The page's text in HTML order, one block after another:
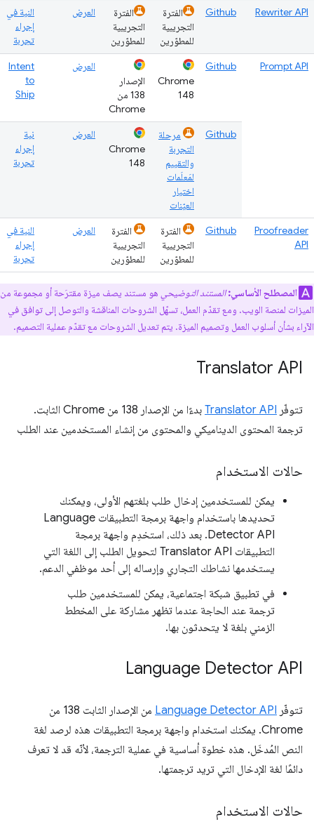
Rewriter API
Github
الفترة
التجريبية
للمطوّرين
الفترة
التجريبية
للمطوّرين
العرض
النية في
إجراء
تجربة
Prompt API
Github
Chrome
148
الإصدار
138 من
Chrome
العرض
Intent
to
Ship
Github
مرحلة
التجربة
والتقييم
لمَعلَمات
اختيار
العيّنات
Chrome
148
العرض
نية
إجراء
تجربة
Proofreader
API
Github
الفترة
التجريبية
للمطوّرين
الفترة
التجريبية
للمطوّرين
العرض
النية في
إجراء
تجربة
المصطلح الأساسي: المستند التوضيحي هو مستند يصف ميزة مقترَحة أو مجموعة من
الميزات لمنصة الويب. ومع تقدّم العمل، تسهّل الشروحات المناقشة والتوصل إلى توافق في
الآراء بشأن أسلوب العمل وتصميم الميزة. يتم تعديل الشروحات مع تقدّم عملية التصميم.
Translator API
تتوفّر Translator API
بدءًا من الإصدار 138 من Chrome الثابت.
ترجمة المحتوى الديناميكي والمحتوى من إنشاء المستخدمين عند الطلب
حالات الاستخدام
يمكن للمستخدمين إدخال طلب بلغتهم الأولى، ويمكنك
تحديدها باستخدام واجهة برمجة التطبيقات Language
Detector API. بعد ذلك، استخدِم واجهة برمجة
التطبيقات Translator API لتحويل الطلب إلى اللغة التي
يستخدمها نشاطك التجاري وإرساله إلى أحد موظفي الدعم.
في تطبيق شبكة اجتماعية، يمكن للمستخدمين طلب
ترجمة عند الحاجة عندما تظهر مشاركة على المخطط
الزمني بلغة لا يتحدثون بها.
Language Detector API
تتوفّر Language Detector API
من الإصدار الثابت 138 من
Chrome. يمكنك استخدام واجهة برمجة التطبيقات هذه لرصد لغة
النص المُدخَل. هذه خطوة أساسية في عملية الترجمة، لأنّه قد لا تعرف
دائمًا لغة الإدخال التي تريد ترجمتها.
حالات الاستخدام